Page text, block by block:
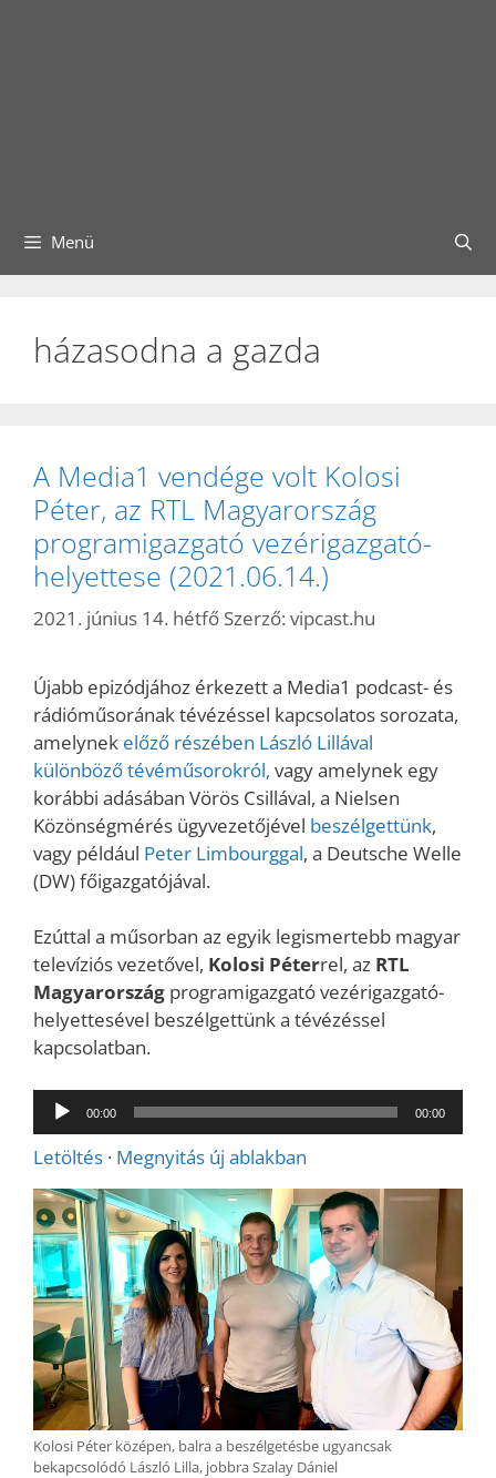
Menü
házasodna a gazda
A Media1 vendége volt Kolosi
Péter, az RTL Magyarország
programigazgató vezérigazgató-
helyettese (2021.06.14.)
2021. június 14. hétfő Szerző: vipcast.hu
Újabb epizódjához érkezett a Media1 podcast- és
rádióműsorának tévézéssel kapcsolatos sorozata,
amelynek előző részében László Lillával
különböző tévéműsorokról, vagy amelynek egy
korábbi adásában Vörös Csillával, a Nielsen
Közönségmérés ügyvezetőjével beszélgettünk,
vagy például Peter Limbourggal, a Deutsche Welle
(DW) főigazgatójával.
Ezúttal a műsorban az egyik legismertebb magyar
televíziós vezetővel, Kolosi Péterrel, az RTL
Magyarország programigazgató vezérigazgató-
helyettesével beszélgettünk a tévézéssel
kapcsolatban.
Audió
lejátszó
00:00 00:00
Letöltés · Megnyitás új ablakban
Kolosi Péter középen, balra a beszélgetésbe ugyancsak
bekapcsolódó László Lilla, jobbra Szalay Dániel